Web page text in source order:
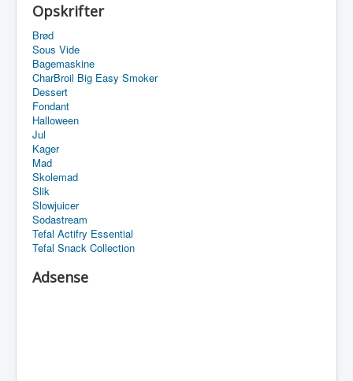
Tefal Actifry Essential
Opskrifter
Brød
Sous Vide
Bagemaskine
CharBroil Big Easy Smoker
Dessert
Fondant
Halloween
Jul
Kager
Mad
Skolemad
Slik
Slowjuicer
Sodastream
Tefal Actifry Essential
Tefal Snack Collection
Adsense